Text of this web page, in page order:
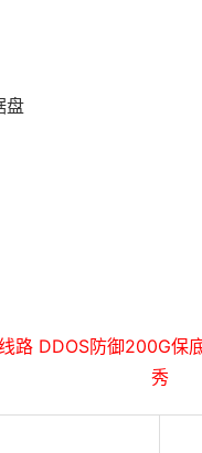
盘
路 DDOS防御200G保
秀